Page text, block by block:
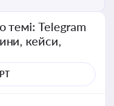
темі: Telegram
кейси,